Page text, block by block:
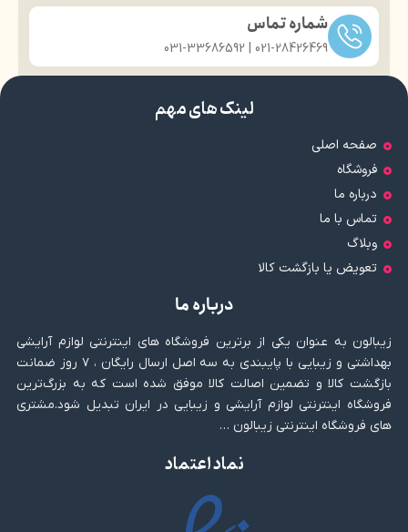
شماره تماس
021-28426469 | 031-33686592
لینک های مهم
صفحه اصلی
فروشگاه
درباره ما
تماس با ما
وبلاگ
تعویض یا بازگشت کالا
درباره ما
زیبالون به عنوان یکی از برترین فروشگاه های اینترنتی لوازم آرایشی
بهداشتی و زیبایی با پایبندی به سه اصل ارسال رایگان ، ۷ روز ضمانت
بازگشت کالا و تضمین اصالت کالا موفق شده است که به بزرگ‌ترین
فروشگاه اینترنتی لوازم آرایشی و زیبایی در ایران تبدیل شود.مشتری
های فروشگاه اینترنتی زیبالون …
نماد اعتماد